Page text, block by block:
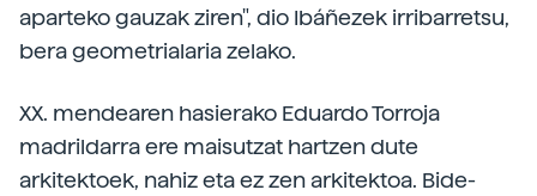
aparteko gauzak ziren", dio Ibáñezek irribarretsu,
bera geometrialaria zelako.
XX. mendearen hasierako Eduardo Torroja
madrildarra ere maisutzat hartzen dute
arkitektoek, nahiz eta ez zen arkitektoa. Bide-